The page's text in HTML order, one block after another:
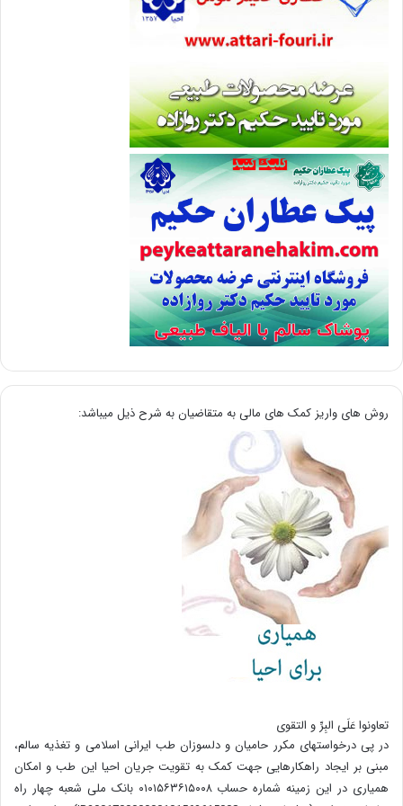
روش های واریز کمک های مالی به متقاضیان به شرح ذیل میباشد:
تعاونوا عَلَی البِرِّ و التقوی
در پی درخواستهای مکرر حامیان و دلسوزان طب ایرانی اسلامی و تغذیه سالم،
مبنی بر ایجاد راهکارهایی جهت کمک به تقویت جریان احیا این طب و امکان
همیاری در این زمینه شماره حساب ۰۱۰۱۵۶۳۶۱۵۰۰۸ بانک ملی شعبه چهار راه